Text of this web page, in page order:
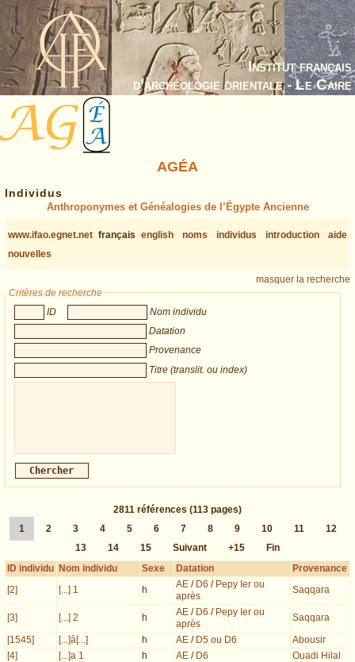
Institut français
d’archéologie orientale - Le Caire
AGÉA
Individus
Anthroponymes et Généalogies de l’Égypte Ancienne
www.ifao.egnet.net français english noms individus introduction
aide
nouvelles
masquer la recherche
Critères de recherche
ID
Nom individu
Datation
Provenance
Titre (translit. ou index)
2811 références (113 pages)
1
2 3 4 5 6 7 8 9 10 11
12
13
14 15 Suivant +15
Fin
ID individu Nom individu Sexe Datation
Provenance
[2]
[...] 1 h AE / D6 / Pepy Ier ou
après
Saqqara
[3] [...] 2 h AE / D6 / Pepy Ier ou
après
Saqqara
[1545]
[...]â[...] h AE / D5 ou D6
Abousir
[4]
[...]a 1 h AE / D6
Ouadi Hilal